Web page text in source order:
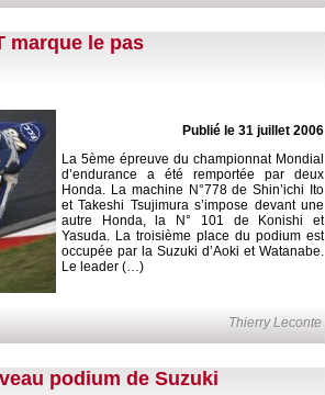
marque le pas
Publié le 31 juillet 2006
La 5ème épreuve du championnat Mondial
d’endurance a été remportée par deux
Honda. La machine N°778 de Shin’ichi Ito
et Takeshi Tsujimura s’impose devant une
autre Honda, la N° 101 de Konishi et
Yasuda. La troisième place du podium est
occupée par la Suzuki d’Aoki et Watanabe.
Le leader (…)
Thierry Leconte
podium de Suzuki